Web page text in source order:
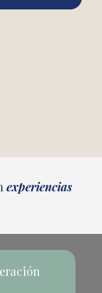
experiencias